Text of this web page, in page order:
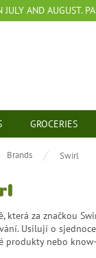
JULY AND AUGUST.
GROCERIES
Brands Swirl
která za značkou
Usilují o
produkty nebo